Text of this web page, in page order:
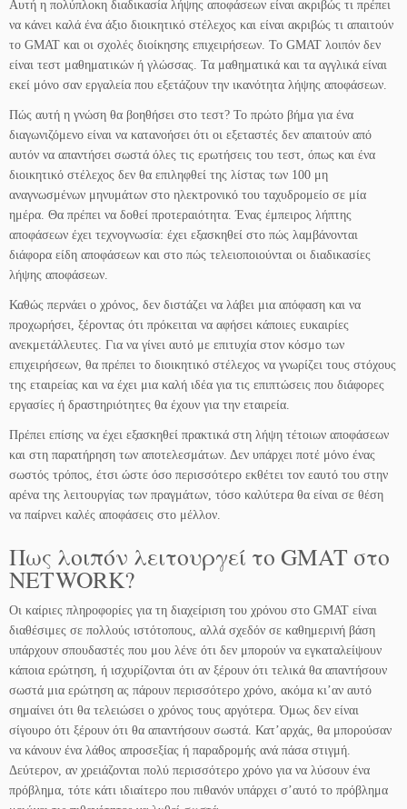
Αυτή η πολύπλοκη διαδικασία λήψης αποφάσεων είναι ακριβώς τι πρέπει
να κάνει καλά ένα άξιο διοικητικό στέλεχος και είναι ακριβώς τι απαιτούν
το GMAT και οι σχολές διοίκησης επιχειρήσεων. Το GMAT λοιπόν δεν
είναι τεστ μαθηματικών ή γλώσσας. Τα μαθηματικά και τα αγγλικά είναι
εκεί μόνο σαν εργαλεία που εξετάζουν την ικανότητα λήψης αποφάσεων.
Πώς αυτή η γνώση θα βοηθήσει στο τεστ? Το πρώτο βήμα για ένα
διαγωνιζόμενο είναι να κατανοήσει ότι οι εξεταστές δεν απαιτούν από
αυτόν να απαντήσει σωστά όλες τις ερωτήσεις του τεστ, όπως και ένα
διοικητικό στέλεχος δεν θα επιληφθεί της λίστας των 100 μη
αναγνωσμένων μηνυμάτων στο ηλεκτρονικό του ταχυδρομείο σε μία
ημέρα. Θα πρέπει να δοθεί προτεραιότητα. Ένας έμπειρος λήπτης
αποφάσεων έχει τεχνογνωσία: έχει εξασκηθεί στο πώς λαμβάνονται
διάφορα είδη αποφάσεων και στο πώς τελειοποιούνται οι διαδικασίες
λήψης αποφάσεων.
Καθώς περνάει ο χρόνος, δεν διστάζει να λάβει μια απόφαση και να
προχωρήσει, ξέροντας ότι πρόκειται να αφήσει κάποιες ευκαιρίες
ανεκμετάλλευτες. Για να γίνει αυτό με επιτυχία στον κόσμο των
επιχειρήσεων, θα πρέπει το διοικητικό στέλεχος να γνωρίζει τους στόχους
της εταιρείας και να έχει μια καλή ιδέα για τις επιπτώσεις που διάφορες
εργασίες ή δραστηριότητες θα έχουν για την εταιρεία.
Πρέπει επίσης να έχει εξασκηθεί πρακτικά στη λήψη τέτοιων αποφάσεων
και στη παρατήρηση των αποτελεσμάτων. Δεν υπάρχει ποτέ μόνο ένας
σωστός τρόπος, έτσι ώστε όσο περισσότερο εκθέτει τον εαυτό του στην
αρένα της λειτουργίας των πραγμάτων, τόσο καλύτερα θα είναι σε θέση
να παίρνει καλές αποφάσεις στο μέλλον.
Πως λοιπόν λειτουργεί το GMAT στο
NETWORK?
Οι καίριες πληροφορίες για τη διαχείριση του χρόνου στο GMAT είναι
διαθέσιμες σε πολλούς ιστότοπους, αλλά σχεδόν σε καθημερινή βάση
υπάρχουν σπουδαστές που μου λένε ότι δεν μπορούν να εγκαταλείψουν
κάποια ερώτηση, ή ισχυρίζονται ότι αν ξέρουν ότι τελικά θα απαντήσουν
σωστά μια ερώτηση ας πάρουν περισσότερο χρόνο, ακόμα κι’αν αυτό
σημαίνει ότι θα τελειώσει ο χρόνος τους αργότερα. Όμως δεν είναι
σίγουρο ότι ξέρουν ότι θα απαντήσουν σωστά. Κατ’αρχάς, θα μπορούσαν
να κάνουν ένα λάθος απροσεξίας ή παραδρομής ανά πάσα στιγμή.
Δεύτερον, αν χρειάζονται πολύ περισσότερο χρόνο για να λύσουν ένα
πρόβλημα, τότε κάτι ιδιαίτερο που πιθανόν υπάρχει σ’αυτό το πρόβλημα